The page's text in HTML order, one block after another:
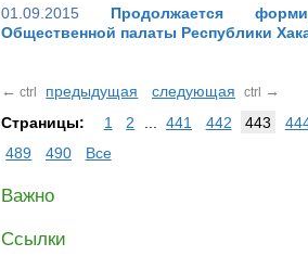
01.09.2015
Продолжается
Общественной палаты Республики
← ctrl предыдущая следующая ctrl →
Страницы:
1 2 441 442 443
489
490 Все
Важно
Ссылки